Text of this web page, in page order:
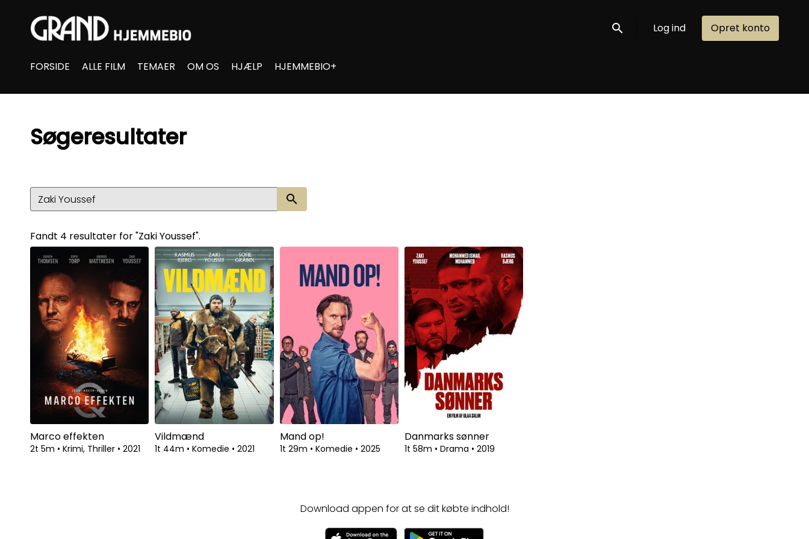
Accessibility Links
Søg nu Log ind Opret konto
FORSIDE ALLE FILM TEMAER OM OS HJÆLP HJEMMEBIO+
Søgeresultater
Søg nu
Fandt 4 resultater for "Zaki Youssef".
Marco effekten
2t 5m • Krimi, Thriller • 2021
Vildmænd
1t 44m • Komedie • 2021
Mand op!
1t 29m • Komedie • 2025
Danmarks sønner
1t 58m • Drama • 2019
Download appen for at se dit købte indhold!